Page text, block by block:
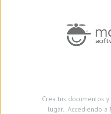
Crea tus documentos
lugar. Accediendo a